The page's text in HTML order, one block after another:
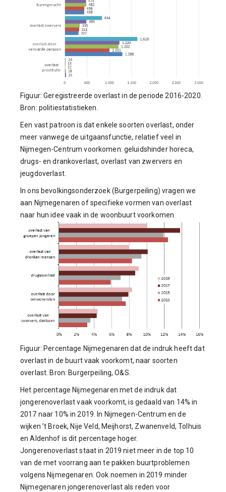
Figuur: Geregistreerde overlast in de periode 2016-2020.
Bron: politiestatistieken.
Een vast patroon is dat enkele soorten overlast, onder
meer vanwege de uitgaansfunctie, relatief veel in
Nijmegen-Centrum voorkomen: geluidshinder horeca,
drugs- en drankoverlast, overlast van zwervers en
jeugdoverlast.
In ons bevolkingsonderzoek (Burgerpeiling) vragen we
aan Nijmegenaren of specifieke vormen van overlast
naar hun idee vaak in de woonbuurt voorkomen.
Figuur: Percentage Nijmegenaren dat de indruk heeft dat
overlast in de buurt vaak voorkomt, naar soorten
overlast. Bron: Burgerpeiling, O&S.
Het percentage Nijmegenaren met de indruk dat
jongerenoverlast vaak voorkomt, is gedaald van 14% in
2017 naar 10% in 2019. In Nijmegen-Centrum en de
wijken ’t Broek, Nije Veld, Meijhorst, Zwanenveld, Tolhuis
en Aldenhof is dit percentage hoger.
Jongerenoverlast staat in 2019 niet meer in de top 10
van de met voorrang aan te pakken buurtproblemen
volgens Nijmegenaren. Ook noemen in 2019 minder
Nijmegenaren jongerenoverlast als reden voor